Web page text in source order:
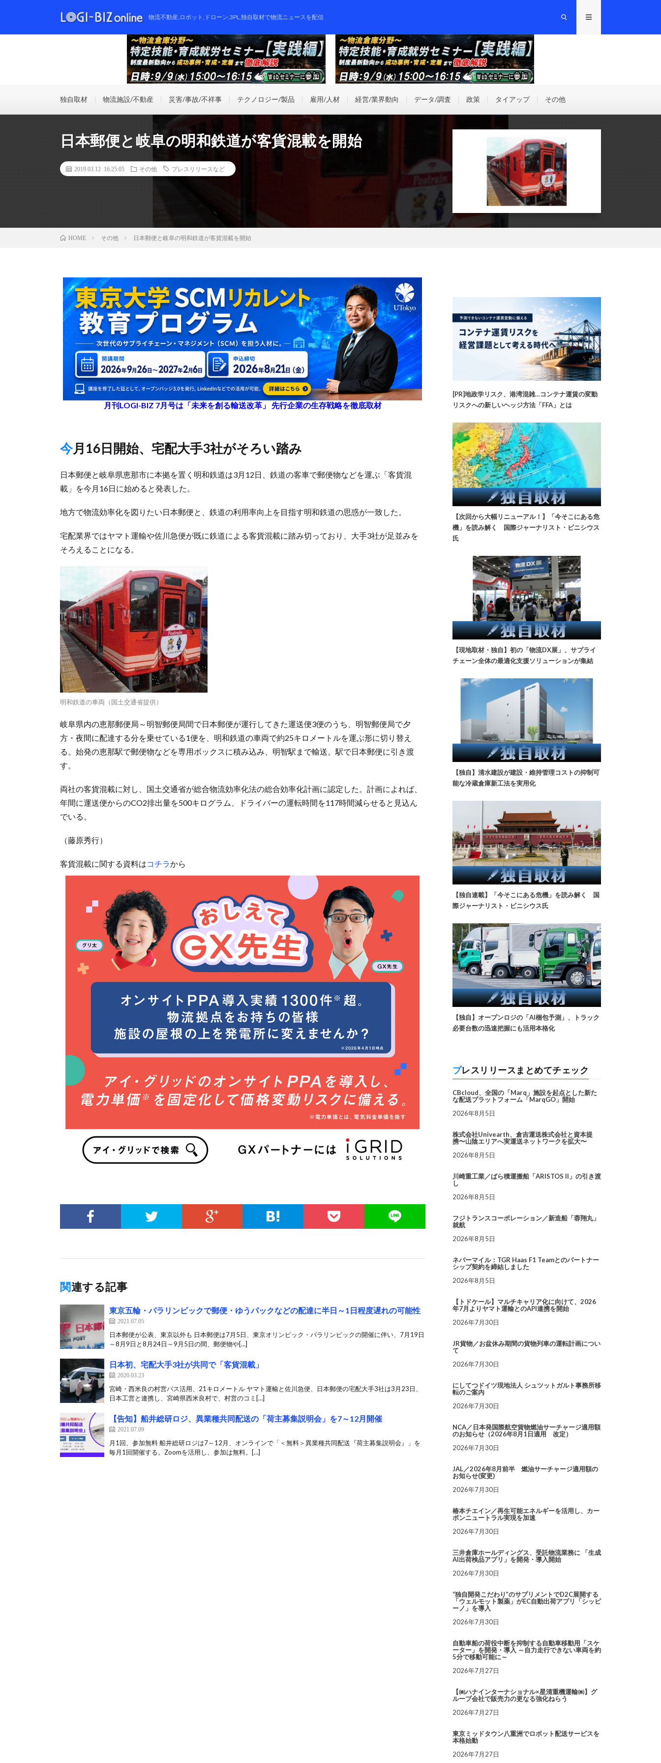
物流不動産,ロボット,ドローン,3PL,独自取材で物流ニュースを配信
独自取材 物流施設/不動産 災害/事故/不祥事 テクノロジー/製品 雇用/人材 経営/業界動向 データ/調査 政策 タイアップ その他
日本郵便と岐阜の明和鉄道が客貨混載を開始
2019.03.12 16:25:05 その他 プレスリリースなど
HOME その他 日本郵便と岐阜の明和鉄道が客貨混載を開始
月刊LOGI-BIZ 7月号は「未来を創る輸送改革」 先行企業の生存戦略を徹底取材
今月16日開始、宅配大手3社がそろい踏み
日本郵便と岐阜県恵那市に本拠を置く明和鉄道は3月12日、鉄道の客車で郵便物などを運ぶ「客貨混
載」を今月16日に始めると発表した。
地方で物流効率化を図りたい日本郵便と、鉄道の利用率向上を目指す明和鉄道の思惑が一致した。
宅配業界ではヤマト運輸や佐川急便が既に鉄道による客貨混載に踏み切っており、大手3社が足並みを
そろえることになる。
明和鉄道の車両（国土交通省提供）
岐阜県内の恵那郵便局～明智郵便局間で日本郵便が運行してきた運送便3便のうち、明智郵便局で夕
方・夜間に配達する分を乗せている1便を、明和鉄道の車両で約25キロメートルを運ぶ形に切り替え
る。始発の恵那駅で郵便物などを専用ボックスに積み込み、明智駅まで輸送。駅で日本郵便に引き渡
す。
両社の客貨混載に対し、国土交通省が総合物流効率化法の総合効率化計画に認定した。計画によれば、
年間に運送便からのCO2排出量を500キログラム、ドライバーの運転時間を117時間減らせると見込ん
でいる。
（藤原秀行）
客貨混載に関する資料はコチラから
関連する記事
東京五輪・パラリンピックで郵便・ゆうパックなどの配達に半日～1日程度遅れの可能性
2021.07.05
日本郵便が公表、東京以外も 日本郵便は7月5日、東京オリンピック・パラリンピックの開催に伴い、7月19日
～8月9日と8月24日～9月5日の間、郵便物や[…]
日本初、宅配大手3社が共同で「客貨混載」
2020.03.23
宮崎・西米良の村営バス活用、21キロメートル ヤマト運輸と佐川急便、日本郵便の宅配大手3社は3月23日、
日本工営と連携し、宮崎県西米良村で、村営のコミ[…]
【告知】船井総研ロジ、異業種共同配送の「荷主募集説明会」を7～12月開催
2021.07.09
月1回、参加無料 船井総研ロジは7～12月、オンラインで「＜無料＞異業種共同配送『荷主募集説明会』」を
毎月1回開催する。Zoomを活用し、参加は無料。[…]
[PR]地政学リスク、港湾混雑…コンテナ運賃の変動
リスクへの新しいヘッジ方法「FFA」とは
【次回から大幅リニューアル！】「今そこにある危
機」を読み解く 国際ジャーナリスト・ビニシウス
氏
【現地取材・独自】初の「物流DX展」、サプライ
チェーン全体の最適化支援ソリューションが集結
【独自】清水建設が建設・維持管理コストの抑制可
能な冷蔵倉庫新工法を実用化
【独自連載】「今そこにある危機」を読み解く 国
際ジャーナリスト・ビニシウス氏
【独自】オープンロジの「AI梱包予測」、トラック
必要台数の迅速把握にも活用本格化
プレスリリースまとめてチェック
CBcloud、全国の「Marq」施設を起点とした新た
な配送プラットフォーム「MarqGO」開始
2026年8月5日
株式会社Univearth、倉吉運送株式会社と資本提
携〜山陰エリアへ実運送ネットワークを拡大〜
2026年8月5日
川崎重工業／ばら積運搬船「ARISTOS II」の引き渡
し
2026年8月5日
フジトランスコーポレーション／新造船「蓉翔丸」
就航
2026年8月5日
ネバーマイル：TGR Haas F1 Teamとのパートナー
シップ契約を締結しました
2026年8月5日
【トドケール】マルチキャリア化に向けて、2026
年7月よりヤマト運輸とのAPI連携を開始
2026年7月30日
JR貨物／お盆休み期間の貨物列車の運転計画につい
て
2026年7月30日
にしてつドイツ現地法人 シュツットガルト事務所移
転のご案内
2026年7月30日
NCA／日本発国際航空貨物燃油サーチャージ適用額
のお知らせ（2026年8月1日適用 改定）
2026年7月30日
JAL／2026年8月前半 燃油サーチャージ適用額の
お知らせ(変更)
2026年7月30日
椿本チエイン／再生可能エネルギーを活用し、カー
ボンニュートラル実現を加速
2026年7月30日
三井倉庫ホールディングス、受託物流業務に 「生成
AI出荷検品アプリ」を開発・導入開始
2026年7月30日
“独自開発こだわり”のサプリメントでD2C展開する
「ウェルモット製薬」がEC自動出荷アプリ「シッピ
ーノ」を導入
2026年7月30日
自動車船の荷役中断を抑制する自動車移動用「スケ
ーター」を開発・導入 ～自力走行できない車両を約
5分で移動可能に～
2026年7月27日
【㈱ハナインターナショナル×星清重機運輸㈱】グ
ループ会社で販売力の更なる強化ねらう
2026年7月27日
東京ミッドタウン八重洲でロボット配送サービスを
本格始動
2026年7月27日